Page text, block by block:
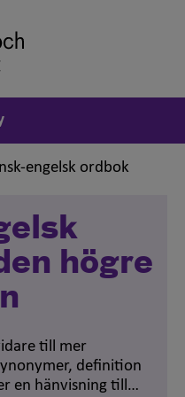
engelsk ordbok
högre
till mer
definition
en hänvisning till